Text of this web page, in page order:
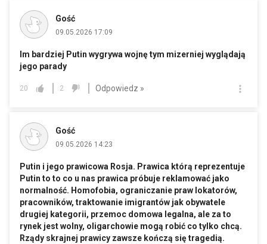
Gość
09.05.2026 17:09
Im bardziej Putin wygrywa wojnę tym mizerniej wyglądają
jego parady
20 2 Odpowiedz »
Gość
09.05.2026 14:23
Putin i jego prawicowa Rosja. Prawica którą reprezentuje
Putin to to co u nas prawica próbuje reklamować jako
normalność. Homofobia, ograniczanie praw lokatorów,
pracowników, traktowanie imigrantów jak obywatele
drugiej kategorii, przemoc domowa legalna, ale za to
rynek jest wolny, oligarchowie mogą robić co tylko chcą.
Rządy skrajnej prawicy zawsze kończą się tragedią.